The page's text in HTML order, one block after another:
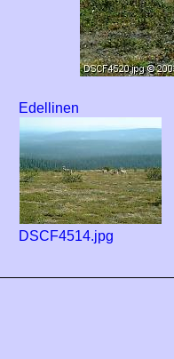
Edellinen
DSCF4514.jpg